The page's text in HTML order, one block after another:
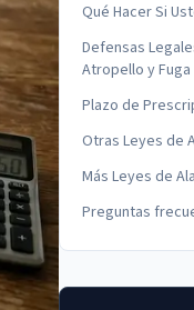
Qué Hacer Si
Defensas
Atropello y Fuga
Plazo de
Otras Leyes de
Más Leyes de
Preguntas